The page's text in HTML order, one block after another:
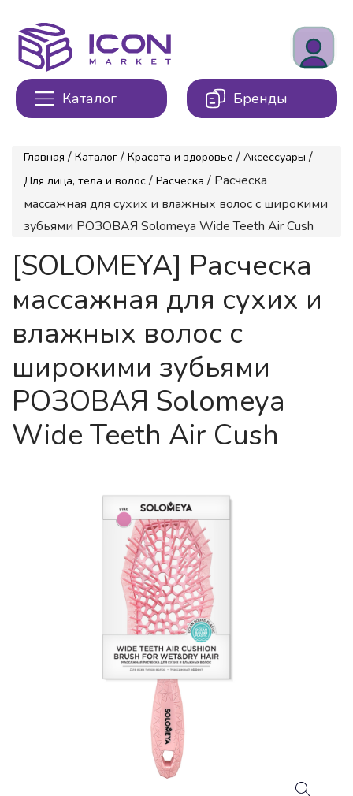
Каталог Бренды
Главная / Каталог / Красота и здоровье / Аксессуары /
Для лица, тела и волос / Расческа / Расческа
массажная для сухих и влажных волос с широкими
зубьями РОЗОВАЯ Solomeya Wide Teeth Air Cush
[SOLOMEYA] Расческа
массажная для сухих и
влажных волос с
широкими зубьями
РОЗОВАЯ Solomeya
Wide Teeth Air Cush